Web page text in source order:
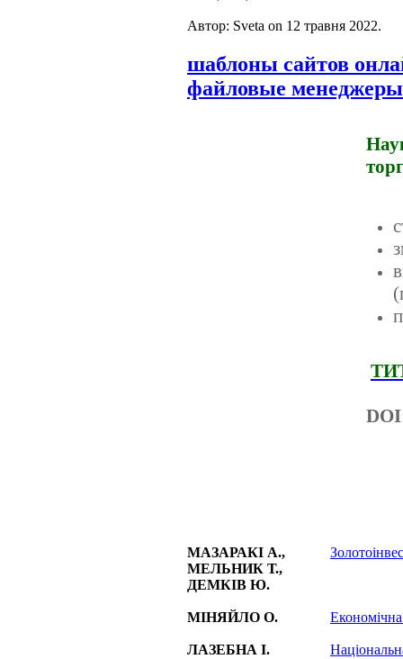
Автор: Sveta on 12 травня 2022.
шаблоны сайтов
файловые
МАЗАРАКІ А.,
МЕЛЬНИК Т.,
ДЕМКІВ Ю.
МІНЯЙЛО О.
ЛАЗЕБНА І.